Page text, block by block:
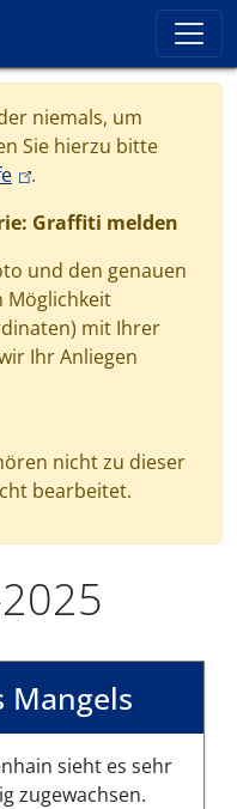
niemals, um
Sie hierzu bitte
(link is external)
.
Graffiti melden
und den genauen
Möglichkeit
mit Ihrer
Ihr Anliegen
nicht zu dieser
bearbeitet.
Mangels
sieht es sehr
zugewachsen.